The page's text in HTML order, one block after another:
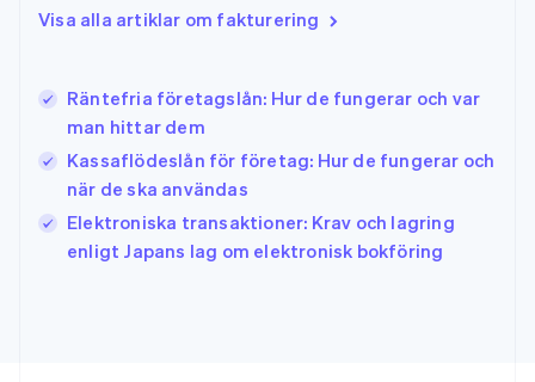
Visa alla artiklar om fakturering
Räntefria företagslån: Hur de fungerar och var
man hittar dem
Kassaflödeslån för företag: Hur de fungerar och
när de ska användas
Elektroniska transaktioner: Krav och lagring
enligt Japans lag om elektronisk bokföring
Irland
ItalianoEnglish
Japan
日本語 English
English Français
Kroatien
English Italiano